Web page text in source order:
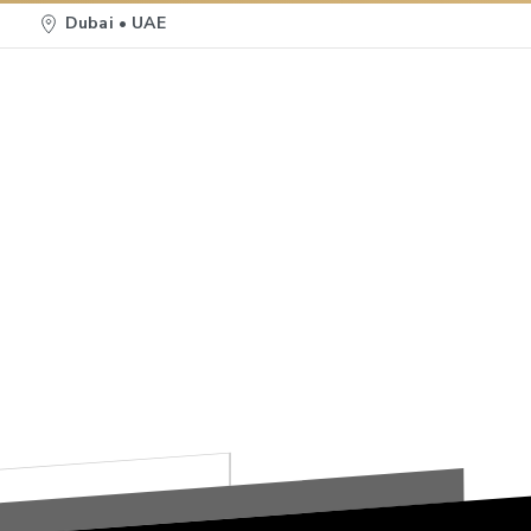
Dubai • UAE